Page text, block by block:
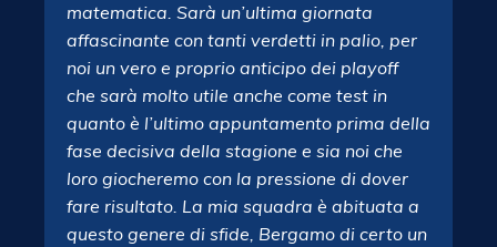
matematica. Sarà un’ultima giornata
affascinante con tanti verdetti in palio, per
noi un vero e proprio anticipo dei playoff
che sarà molto utile anche come test in
quanto è l’ultimo appuntamento prima della
fase decisiva della stagione e sia noi che
loro giocheremo con la pressione di dover
fare risultato. La mia squadra è abituata a
questo genere di sfide, Bergamo di certo un